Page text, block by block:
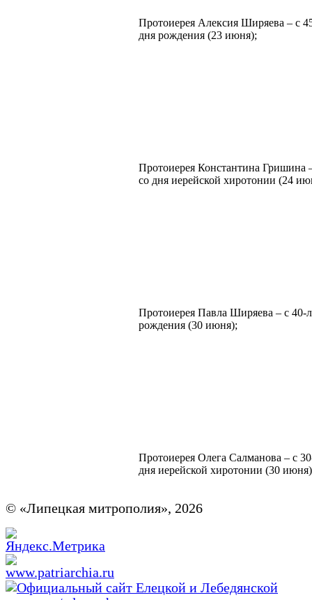
Протоиерея Алексия Ширяева – с
дня рождения (23 июня);
Протоиерея Константина Гришина
со дня иерейской хиротонии (24
Протоиерея Павла Ширяева – с 40-
рождения (30 июня);
Протоиерея Олега Салманова – с
дня иерейской хиротонии (30
© «Липецкая митрополия», 2026